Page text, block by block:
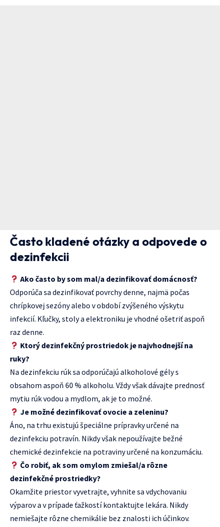
Často kladené otázky a odpovede o
dezinfekcii
Ako často by som mal/a dezinfikovať domácnosť?
Odporúča sa dezinfikovať povrchy denne, najmä počas
chrípkovej sezóny alebo v období zvýšeného výskytu
infekcií. Kľučky, stoly a elektroniku je vhodné ošetriť aspoň
raz denne.
Ktorý dezinfekčný prostriedok je najvhodnejší na
ruky?
Na dezinfekciu rúk sa odporúčajú alkoholové gély s
obsahom aspoň 60 % alkoholu. Vždy však dávajte prednosť
mytiu rúk vodou a mydlom, ak je to možné.
Je možné dezinfikovať ovocie a zeleninu?
Áno, na trhu existujú špeciálne prípravky určené na
dezinfekciu potravín. Nikdy však nepoužívajte bežné
chemické dezinfekcie na potraviny určené na konzumáciu.
Čo robiť, ak som omylom zmiešal/a rôzne
dezinfekčné prostriedky?
Okamžite priestor vyvetrajte, vyhnite sa vdychovaniu
výparov a v prípade ťažkostí kontaktujte lekára. Nikdy
nemiešajte rôzne chemikálie bez znalosti ich účinkov.